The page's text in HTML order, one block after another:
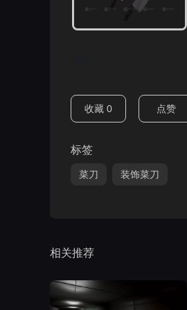
收藏 0 点赞
标签
菜刀 装饰菜刀
相关推荐